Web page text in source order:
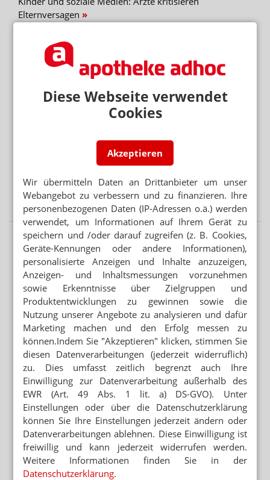
Diese Webseite verwendet
Cookies
Akzeptieren
Wir übermitteln Daten an Drittanbieter um unser
Webangebot zu verbessern und zu finanzieren. Ihre
personenbezogenen Daten (IP-Adressen o.ä.) werden
verwendet, um Informationen auf Ihrem Gerät zu
speichern und /oder darauf zugreifen (z. B. Cookies,
Geräte-Kennungen oder andere Informationen),
personalisierte Anzeigen und Inhalte anzuzeigen,
Anzeigen- und Inhaltsmessungen vorzunehmen
sowie Erkenntnisse über Zielgruppen und
Produktentwicklungen zu gewinnen sowie die
Nutzung unserer Angebote zu analysieren und dafür
Marketing machen und den Erfolg messen zu
können.Indem Sie "Akzeptieren" klicken, stimmen Sie
diesen Datenverarbeitungen (jederzeit widerruflich)
zu. Dies umfasst zeitlich begrenzt auch Ihre
Einwilligung zur Datenverarbeitung außerhalb des
EWR (Art. 49 Abs. 1 lit. a) DS-GVO). Unter
Einstellungen oder über die Datenschutzerklärung
können Sie Ihre Einstellungen jederzeit ändern oder
Datenverarbeitungen ablehnen. Diese Einwilligung ist
freiwillig und kann jederzeit widerrufen werden.
Weitere Informationen finden Sie in der
Datenschutzerklärung.
Elternversagen
Protest gegen die Bundesregierung
SONNE STATT SUPPLEMENTE
Nicht alle Schwangeren brauchen Vitamin-D-Tabletten
Wegovy-Tablette ab September verfügbar
APP FÜR BRUSTKREBSPATIENTINNEN
„Wie eine Ärztin in der Handtasche“